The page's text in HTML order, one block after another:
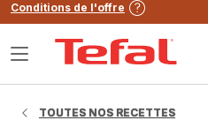
Conditions de l'offre
Ouvrir
TOUTES NOS RECETTES